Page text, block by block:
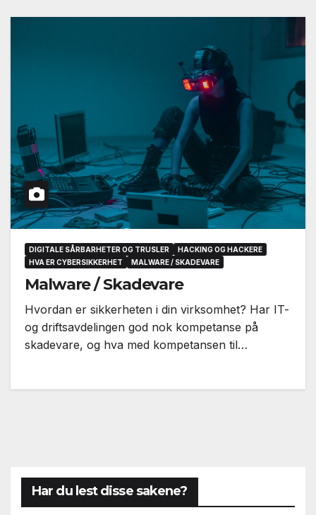
DIGITALE SÅRBARHETER OG TRUSLER
HACKING OG HACKERE
HVA ER CYBERSIKKERHET
MALWARE / SKADEVARE
Malware / Skadevare
Hvordan er sikkerheten i din virksomhet? Har IT-
og driftsavdelingen god nok kompetanse på
skadevare, og hva med kompetansen til…
Har du lest disse sakene?